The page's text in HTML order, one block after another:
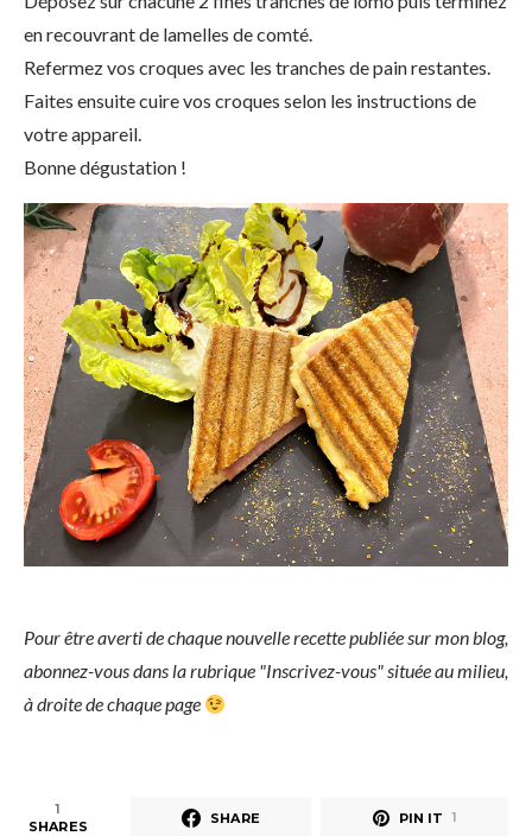
en recouvrant de lamelles de comté.
Refermez vos croques avec les tranches de pain restantes.
Faites ensuite cuire vos croques selon les instructions de
votre appareil.
Bonne dégustation !
Pour être averti de chaque nouvelle recette publiée sur mon blog,
abonnez-vous dans la rubrique "Inscrivez-vous" située au milieu,
à droite de chaque page
1
SHARES SHARE PIN IT 1